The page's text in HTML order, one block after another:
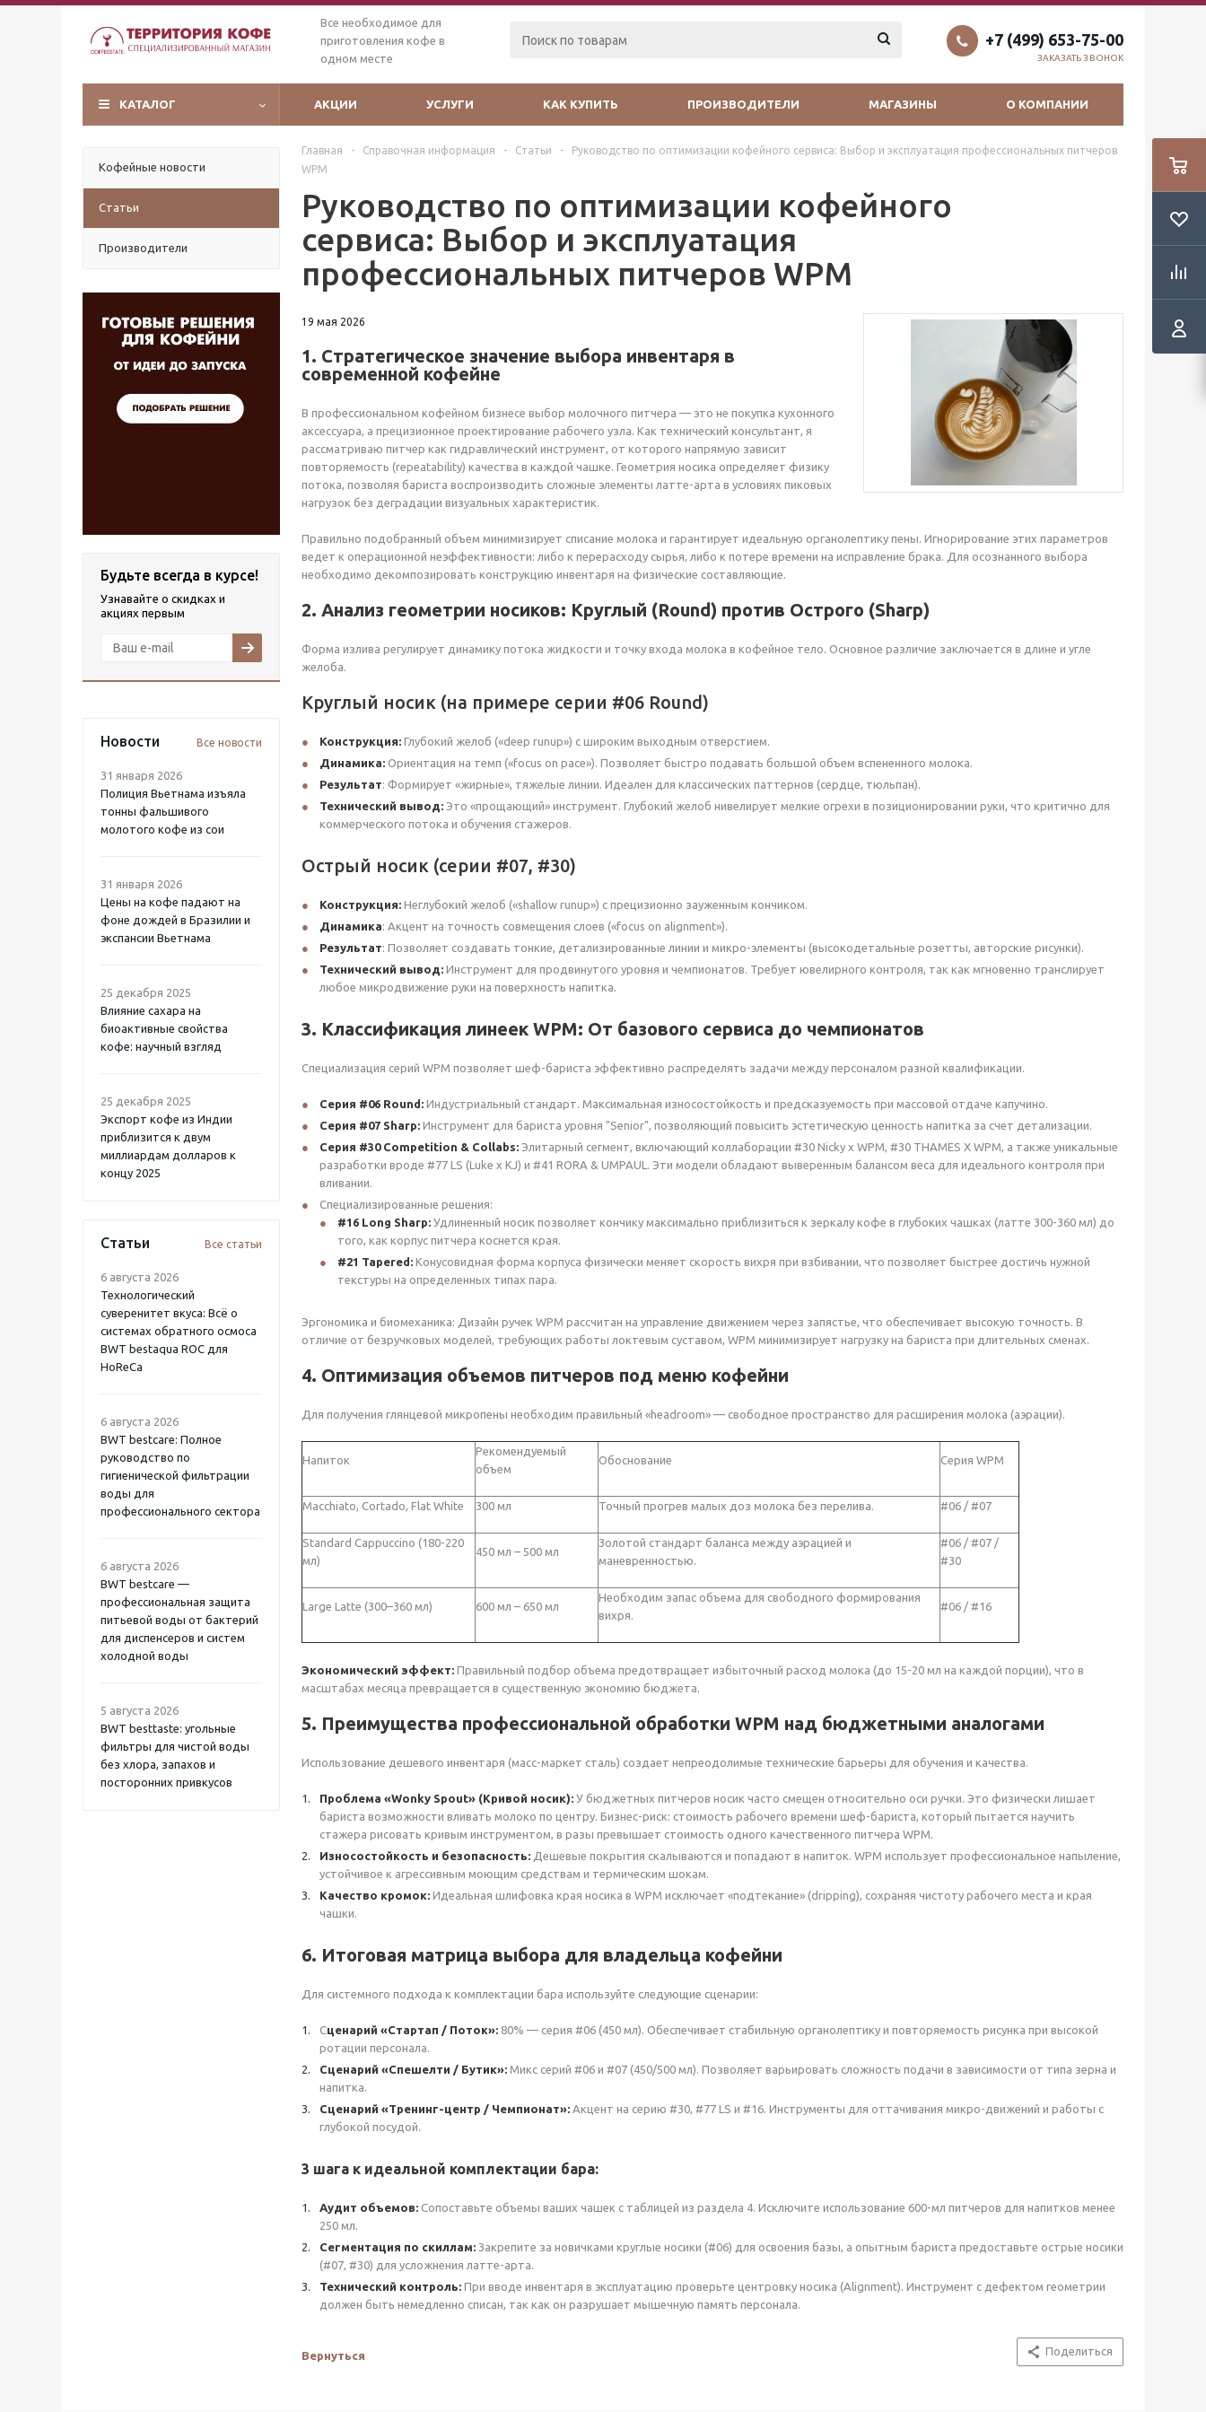
Все необходимое для
приготовления кофе в
одном месте
+7 (499) 653-75-00
ЗАКАЗАТЬ ЗВОНОК
КАТАЛОГ АКЦИИ УСЛУГИ КАК КУПИТЬ ПРОИЗВОДИТЕЛИ МАГАЗИНЫ О КОМПАНИИ
Кофейные новости
Статьи
Производители
Будьте всегда в курсе!
Узнавайте о скидках и
акциях первым
Новости Все новости
31 января 2026
Полиция Вьетнама изъяла
тонны фальшивого
молотого кофе из сои
31 января 2026
Цены на кофе падают на
фоне дождей в Бразилии и
экспансии Вьетнама
25 декабря 2025
Влияние сахара на
биоактивные свойства
кофе: научный взгляд
25 декабря 2025
Экспорт кофе из Индии
приблизится к двум
миллиардам долларов к
концу 2025
Статьи Все статьи
6 августа 2026
Технологический
суверенитет вкуса: Всё о
системах обратного осмоса
BWT bestaqua ROC для
HoReCa
6 августа 2026
BWT bestcare: Полное
руководство по
гигиенической фильтрации
воды для
профессионального сектора
6 августа 2026
BWT bestcare —
профессиональная защита
питьевой воды от бактерий
для диспенсеров и систем
холодной воды
5 августа 2026
BWT besttaste: угольные
фильтры для чистой воды
без хлора, запахов и
посторонних привкусов
Главная - Справочная информация - Статьи -
Руководство по оптимизации кофейного сервиса: Выбор и эксплуатация профессиональных питчеров
WPM
Руководство по оптимизации кофейного
сервиса: Выбор и эксплуатация
профессиональных питчеров WPM
19 мая 2026
1. Стратегическое значение выбора инвентаря в
современной кофейне
В профессиональном кофейном бизнесе выбор молочного питчера — это не покупка кухонного
аксессуара, а прецизионное проектирование рабочего узла. Как технический консультант, я
рассматриваю питчер как гидравлический инструмент, от которого напрямую зависит
повторяемость (repeatability) качества в каждой чашке. Геометрия носика определяет физику
потока, позволяя бариста воспроизводить сложные элементы латте-арта в условиях пиковых
нагрузок без деградации визуальных характеристик.
Правильно подобранный объем минимизирует списание молока и гарантирует идеальную органолептику пены. Игнорирование этих параметров
ведет к операционной неэффективности: либо к перерасходу сырья, либо к потере времени на исправление брака. Для осознанного выбора
необходимо декомпозировать конструкцию инвентаря на физические составляющие.
2. Анализ геометрии носиков: Круглый (Round) против Острого (Sharp)
Форма излива регулирует динамику потока жидкости и точку входа молока в кофейное тело. Основное различие заключается в длине и угле
желоба.
Круглый носик (на примере серии #06 Round)
Конструкция: Глубокий желоб («deep runup») с широким выходным отверстием.
Динамика: Ориентация на темп («focus on pace»). Позволяет быстро подавать большой объем вспененного молока.
Результат: Формирует «жирные», тяжелые линии. Идеален для классических паттернов (сердце, тюльпан).
Технический вывод: Это «прощающий» инструмент. Глубокий желоб нивелирует мелкие огрехи в позиционировании руки, что критично для
коммерческого потока и обучения стажеров.
Острый носик (серии #07, #30)
Конструкция: Неглубокий желоб («shallow runup») с прецизионно зауженным кончиком.
Динамика: Акцент на точность совмещения слоев («focus on alignment»).
Результат: Позволяет создавать тонкие, детализированные линии и микро-элементы (высокодетальные розетты, авторские рисунки).
Технический вывод: Инструмент для продвинутого уровня и чемпионатов. Требует ювелирного контроля, так как мгновенно транслирует
любое микродвижение руки на поверхность напитка.
3. Классификация линеек WPM: От базового сервиса до чемпионатов
Специализация серий WPM позволяет шеф-бариста эффективно распределять задачи между персоналом разной квалификации.
Серия #06 Round: Индустриальный стандарт. Максимальная износостойкость и предсказуемость при массовой отдаче капучино.
Серия #07 Sharp: Инструмент для бариста уровня "Senior", позволяющий повысить эстетическую ценность напитка за счет детализации.
Серия #30 Competition & Collabs: Элитарный сегмент, включающий коллаборации #30 Nicky x WPM, #30 THAMES X WPM, а также уникальные
разработки вроде #77 LS (Luke x KJ) и #41 RORA & UMPAUL. Эти модели обладают выверенным балансом веса для идеального контроля при
вливании.
Специализированные решения:
#16 Long Sharp: Удлиненный носик позволяет кончику максимально приблизиться к зеркалу кофе в глубоких чашках (латте 300-360 мл) до
того, как корпус питчера коснется края.
#21 Tapered: Конусовидная форма корпуса физически меняет скорость вихря при взбивании, что позволяет быстрее достичь нужной
текстуры на определенных типах пара.
Эргономика и биомеханика: Дизайн ручек WPM рассчитан на управление движением через запястье, что обеспечивает высокую точность. В
отличие от безручковых моделей, требующих работы локтевым суставом, WPM минимизирует нагрузку на бариста при длительных сменах.
4. Оптимизация объемов питчеров под меню кофейни
Для получения глянцевой микропены необходим правильный «headroom» — свободное пространство для расширения молока (аэрации).
Напиток
Рекомендуемый
объем
Обоснование Серия WPM
Macchiato, Cortado, Flat White 300 мл Точный прогрев малых доз молока без перелива. #06 / #07
Standard Cappuccino (180-220
мл)
450 мл – 500 мл
Золотой стандарт баланса между аэрацией и
маневренностью.
#06 / #07 /
#30
Large Latte (300–360 мл) 600 мл – 650 мл
Необходим запас объема для свободного формирования
вихря.
#06 / #16
Экономический эффект: Правильный подбор объема предотвращает избыточный расход молока (до 15-20 мл на каждой порции), что в
масштабах месяца превращается в существенную экономию бюджета.
5. Преимущества профессиональной обработки WPM над бюджетными аналогами
Использование дешевого инвентаря (масс-маркет сталь) создает непреодолимые технические барьеры для обучения и качества.
Проблема «Wonky Spout» (Кривой носик): У бюджетных питчеров носик часто смещен относительно оси ручки. Это физически лишает
бариста возможности вливать молоко по центру. Бизнес-риск: стоимость рабочего времени шеф-бариста, который пытается научить
стажера рисовать кривым инструментом, в разы превышает стоимость одного качественного питчера WPM.
Износостойкость и безопасность: Дешевые покрытия скалываются и попадают в напиток. WPM использует профессиональное напыление,
устойчивое к агрессивным моющим средствам и термическим шокам.
Качество кромок: Идеальная шлифовка края носика в WPM исключает «подтекание» (dripping), сохраняя чистоту рабочего места и края
чашки.
6. Итоговая матрица выбора для владельца кофейни
Для системного подхода к комплектации бара используйте следующие сценарии:
Сценарий «Стартап / Поток»: 80% — серия #06 (450 мл). Обеспечивает стабильную органолептику и повторяемость рисунка при высокой
ротации персонала.
Сценарий «Спешелти / Бутик»: Микс серий #06 и #07 (450/500 мл). Позволяет варьировать сложность подачи в зависимости от типа зерна и
напитка.
Сценарий «Тренинг-центр / Чемпионат»: Акцент на серию #30, #77 LS и #16. Инструменты для оттачивания микро-движений и работы с
глубокой посудой.
3 шага к идеальной комплектации бара:
Аудит объемов: Сопоставьте объемы ваших чашек с таблицей из раздела 4. Исключите использование 600-мл питчеров для напитков менее
250 мл.
Сегментация по скиллам: Закрепите за новичками круглые носики (#06) для освоения базы, а опытным бариста предоставьте острые носики
(#07, #30) для усложнения латте-арта.
Технический контроль: При вводе инвентаря в эксплуатацию проверьте центровку носика (Alignment). Инструмент с дефектом геометрии
должен быть немедленно списан, так как он разрушает мышечную память персонала.
Вернуться Поделиться